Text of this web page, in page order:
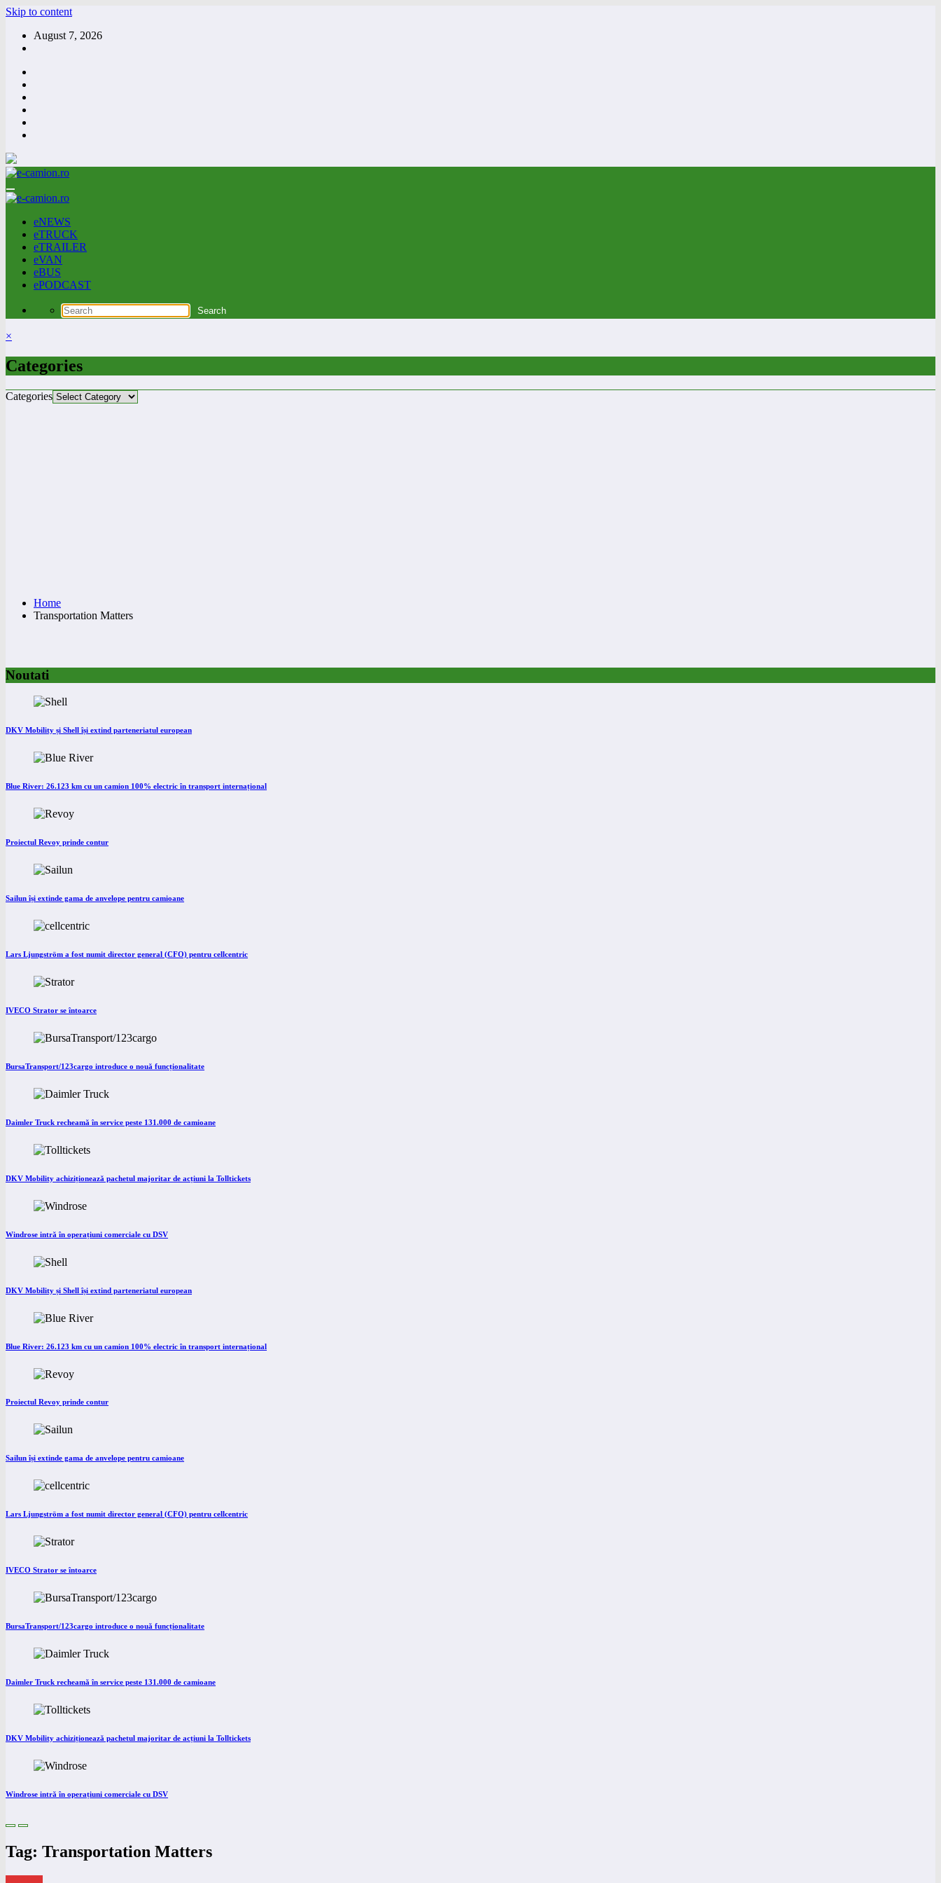
Skip to content
August 7, 2026
eNEWS
eTRUCK
eTRAILER
eVAN
eBUS
ePODCAST
×
Categories
Categories
Home
Transportation Matters
Noutati
DKV Mobility și Shell își extind parteneriatul european
Blue River: 26.123 km cu un camion 100% electric în transport internațional
Proiectul Revoy prinde contur
Sailun își extinde gama de anvelope pentru camioane
Lars Ljungström a fost numit director general (CFO) pentru cellcentric
IVECO Strator se întoarce
BursaTransport/123cargo introduce o nouă funcționalitate
Daimler Truck recheamă în service peste 131.000 de camioane
DKV Mobility achiziționează pachetul majoritar de acțiuni la Tolltickets
Windrose intră în operațiuni comerciale cu DSV
DKV Mobility și Shell își extind parteneriatul european
Blue River: 26.123 km cu un camion 100% electric în transport internațional
Proiectul Revoy prinde contur
Sailun își extinde gama de anvelope pentru camioane
Lars Ljungström a fost numit director general (CFO) pentru cellcentric
IVECO Strator se întoarce
BursaTransport/123cargo introduce o nouă funcționalitate
Daimler Truck recheamă în service peste 131.000 de camioane
DKV Mobility achiziționează pachetul majoritar de acțiuni la Tolltickets
Windrose intră în operațiuni comerciale cu DSV
Tag: Transportation Matters